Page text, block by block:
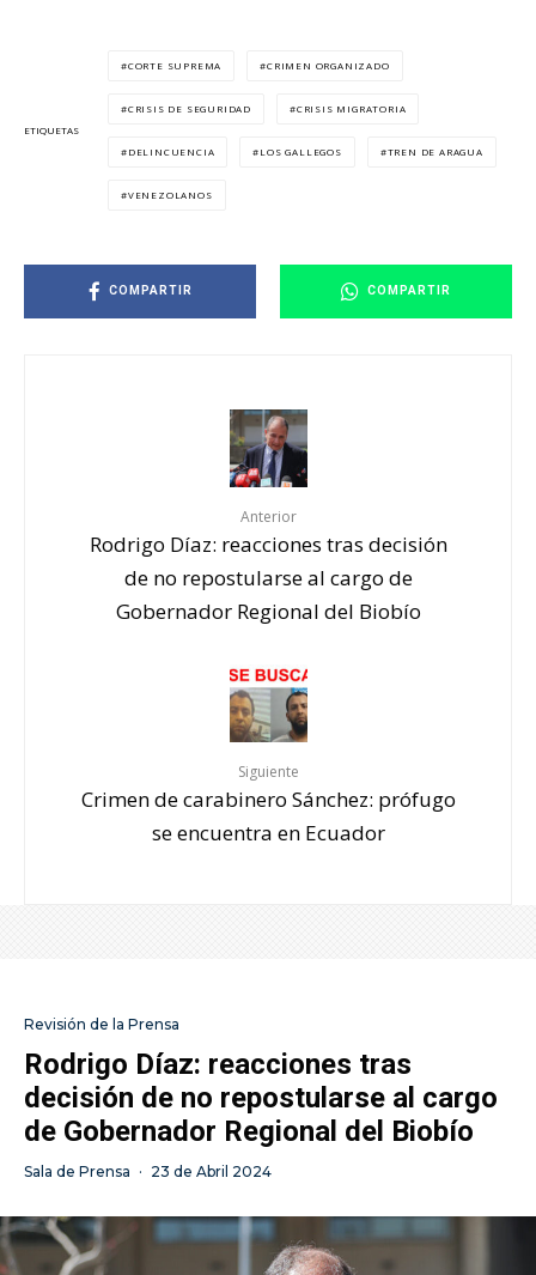
ETIQUETAS
CORTE SUPREMA CRIMEN ORGANIZADO
CRISIS DE SEGURIDAD CRISIS MIGRATORIA
DELINCUENCIA LOS GALLEGOS TREN DE ARAGUA
VENEZOLANOS
COMPARTIR COMPARTIR
Anterior
Rodrigo Díaz: reacciones tras decisión
de no repostularse al cargo de
Gobernador Regional del Biobío
Siguiente
Crimen de carabinero Sánchez: prófugo
se encuentra en Ecuador
Revisión de la Prensa
Rodrigo Díaz: reacciones tras
decisión de no repostularse al cargo
de Gobernador Regional del Biobío
Sala de Prensa · 23 de Abril 2024